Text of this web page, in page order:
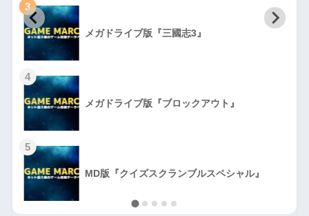
3
メガドライブ版『三國志3』
4
メガドライブ版『ブロックアウト』
5
MD版『クイズスクランブルスペシャル』